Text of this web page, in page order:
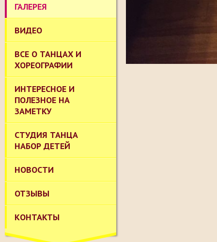
ГАЛЕРЕЯ
ВИДЕО
ВСЕ О ТАНЦАХ И
ХОРЕОГРАФИИ
ИНТЕРЕСНОЕ И
ПОЛЕЗНОЕ НА
ЗАМЕТКУ
СТУДИЯ ТАНЦА
НАБОР ДЕТЕЙ
НОВОСТИ
ОТЗЫВЫ
КОНТАКТЫ